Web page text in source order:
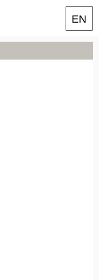
EN